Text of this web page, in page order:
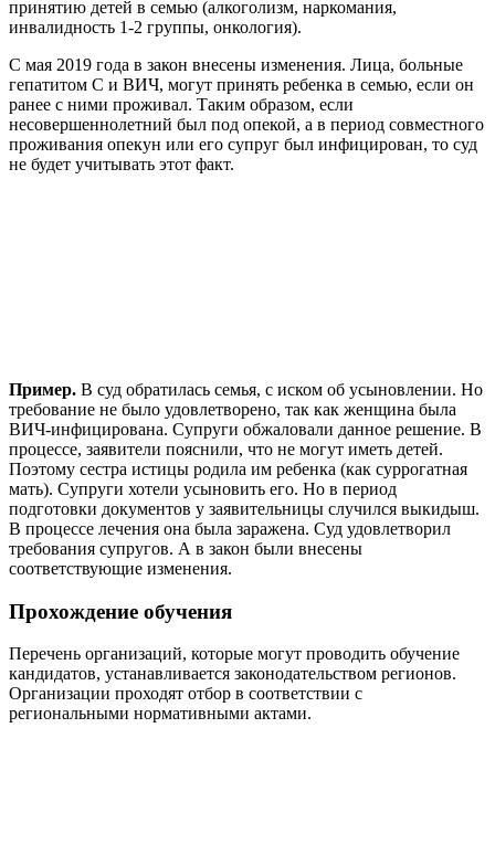
принятию детей в семью (алкоголизм, наркомания,
инвалидность 1-2 группы, онкология).
С мая 2019 года в закон внесены изменения. Лица, больные
гепатитом С и ВИЧ, могут принять ребенка в семью, если он
ранее с ними проживал. Таким образом, если
несовершеннолетний был под опекой, а в период совместного
проживания опекун или его супруг был инфицирован, то суд
не будет учитывать этот факт.
Пример. В суд обратилась семья, с иском об усыновлении. Но
требование не было удовлетворено, так как женщина была
ВИЧ-инфицирована. Супруги обжаловали данное решение. В
процессе, заявители пояснили, что не могут иметь детей.
Поэтому сестра истицы родила им ребенка (как суррогатная
мать). Супруги хотели усыновить его. Но в период
подготовки документов у заявительницы случился выкидыш.
В процессе лечения она была заражена. Суд удовлетворил
требования супругов. А в закон были внесены
соответствующие изменения.
Прохождение обучения
Перечень организаций, которые могут проводить обучение
кандидатов, устанавливается законодательством регионов.
Организации проходят отбор в соответствии с
региональными нормативными актами.